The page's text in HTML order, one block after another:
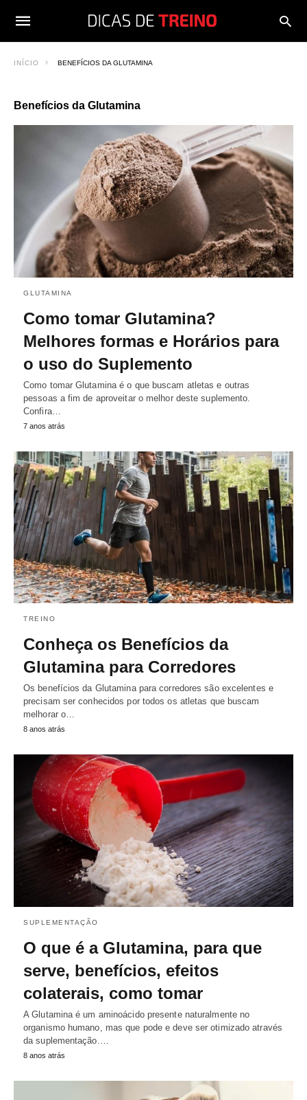
INÍCIO BENEFÍCIOS DA GLUTAMINA
Benefícios da Glutamina
GLUTAMINA
Como tomar Glutamina?
Melhores formas e Horários para
o uso do Suplemento
Como tomar Glutamina é o que buscam atletas e outras
pessoas a fim de aproveitar o melhor deste suplemento.
Confira…
7 anos atrás
TREINO
Conheça os Benefícios da
Glutamina para Corredores
Os benefícios da Glutamina para corredores são excelentes e
precisam ser conhecidos por todos os atletas que buscam
melhorar o…
8 anos atrás
SUPLEMENTAÇÃO
O que é a Glutamina, para que
serve, benefícios, efeitos
colaterais, como tomar
A Glutamina é um aminoácido presente naturalmente no
organismo humano, mas que pode e deve ser otimizado através
da suplementação.…
8 anos atrás